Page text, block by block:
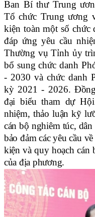
Ban Bí thư Trung
Tổ chức Trung ương
kiện toàn một số chức
đáp ứng yêu cầu
Thường vụ Tỉnh ủy
bổ sung chức danh
- 2030 và chức danh
kỳ 2021 - 2026.
đại biểu tham dự
nhiệm, thảo luận kỹ
cán bộ nghiêm túc,
bảo đảm các yêu cầu
kiện và quy hoạch cán
của địa phương.